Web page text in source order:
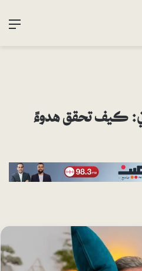
كيف تحقق هدوءً